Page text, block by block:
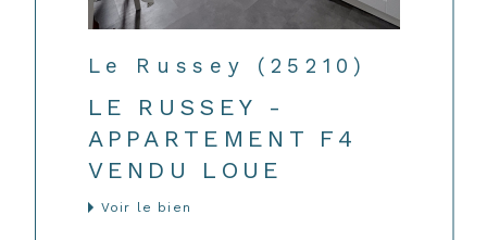
Le Russey (25210)
LE RUSSEY -
APPARTEMENT F4
VENDU LOUE
Voir le bien